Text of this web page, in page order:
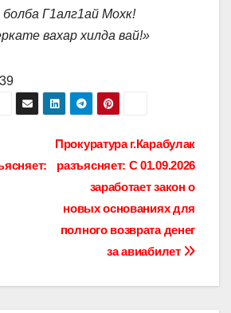
Г1алг1ай Мохк!
вахар хилда вай!»
39
Прокуратура г.Карабулак
разъясняет: С 01.09.2026
заработает закон о
новых основаниях для
полного возврата денег
за авиабилет